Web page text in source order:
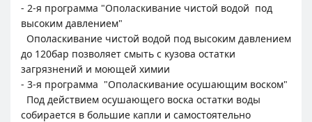
- 2-я программа "Ополаскивание чистой водой под
высоким давлением"
Ополаскивание чистой водой под высоким давлением
до 120бар позволяет смыть с кузова остатки
загрязнений и моющей химии
- 3-я программа "Ополаскивание осушающим воском"
Под действием осушающего воска остатки воды
собирается в большие капли и самостоятельно